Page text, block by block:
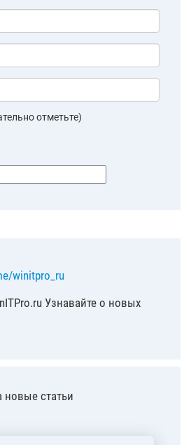
отметьте)
winitpro_ru
Узнавайте о новых
новые статьи